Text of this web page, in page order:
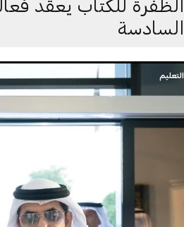
الظفرة للكتاب يعقد
السادسة
التعليم